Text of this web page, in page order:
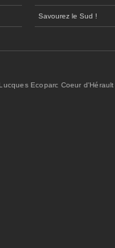
Savourez le Sud !
Ecoparc Coeur